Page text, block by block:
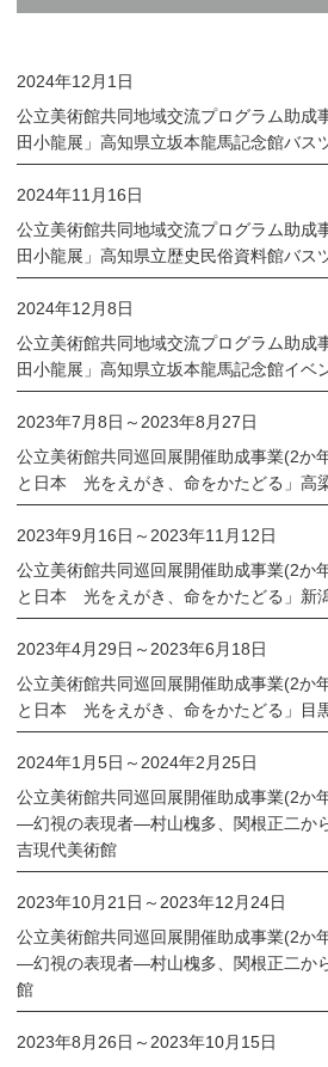
2024年12月1日
公立美術館共同地域交流プログラム助
田小龍展」高知県立坂本龍馬記念館バス
2024年11月16日
公立美術館共同地域交流プログラム助
田小龍展」高知県立歴史民俗資料館バス
2024年12月8日
公立美術館共同地域交流プログラム助
田小龍展」高知県立坂本龍馬記念館イベ
2023年7月8日 ～ 2023年8月27日
公立美術館共同巡回展開催助成事業(2か
と日本 光をえがき、命をかたどる」高
2023年9月16日 ～ 2023年11月12日
公立美術館共同巡回展開催助成事業(2か
と日本 光をえがき、命をかたどる」新
2023年4月29日 ～ 2023年6月18日
公立美術館共同巡回展開催助成事業(2か
と日本 光をえがき、命をかたどる」目
2024年1月5日 ～ 2024年2月25日
公立美術館共同巡回展開催助成事業(2か
―幻視の表現者―村山槐多、関根正二か
吉現代美術館
2023年10月21日 ～ 2023年12月24日
公立美術館共同巡回展開催助成事業(2か
―幻視の表現者―村山槐多、関根正二か
館
2023年8月26日 ～ 2023年10月15日